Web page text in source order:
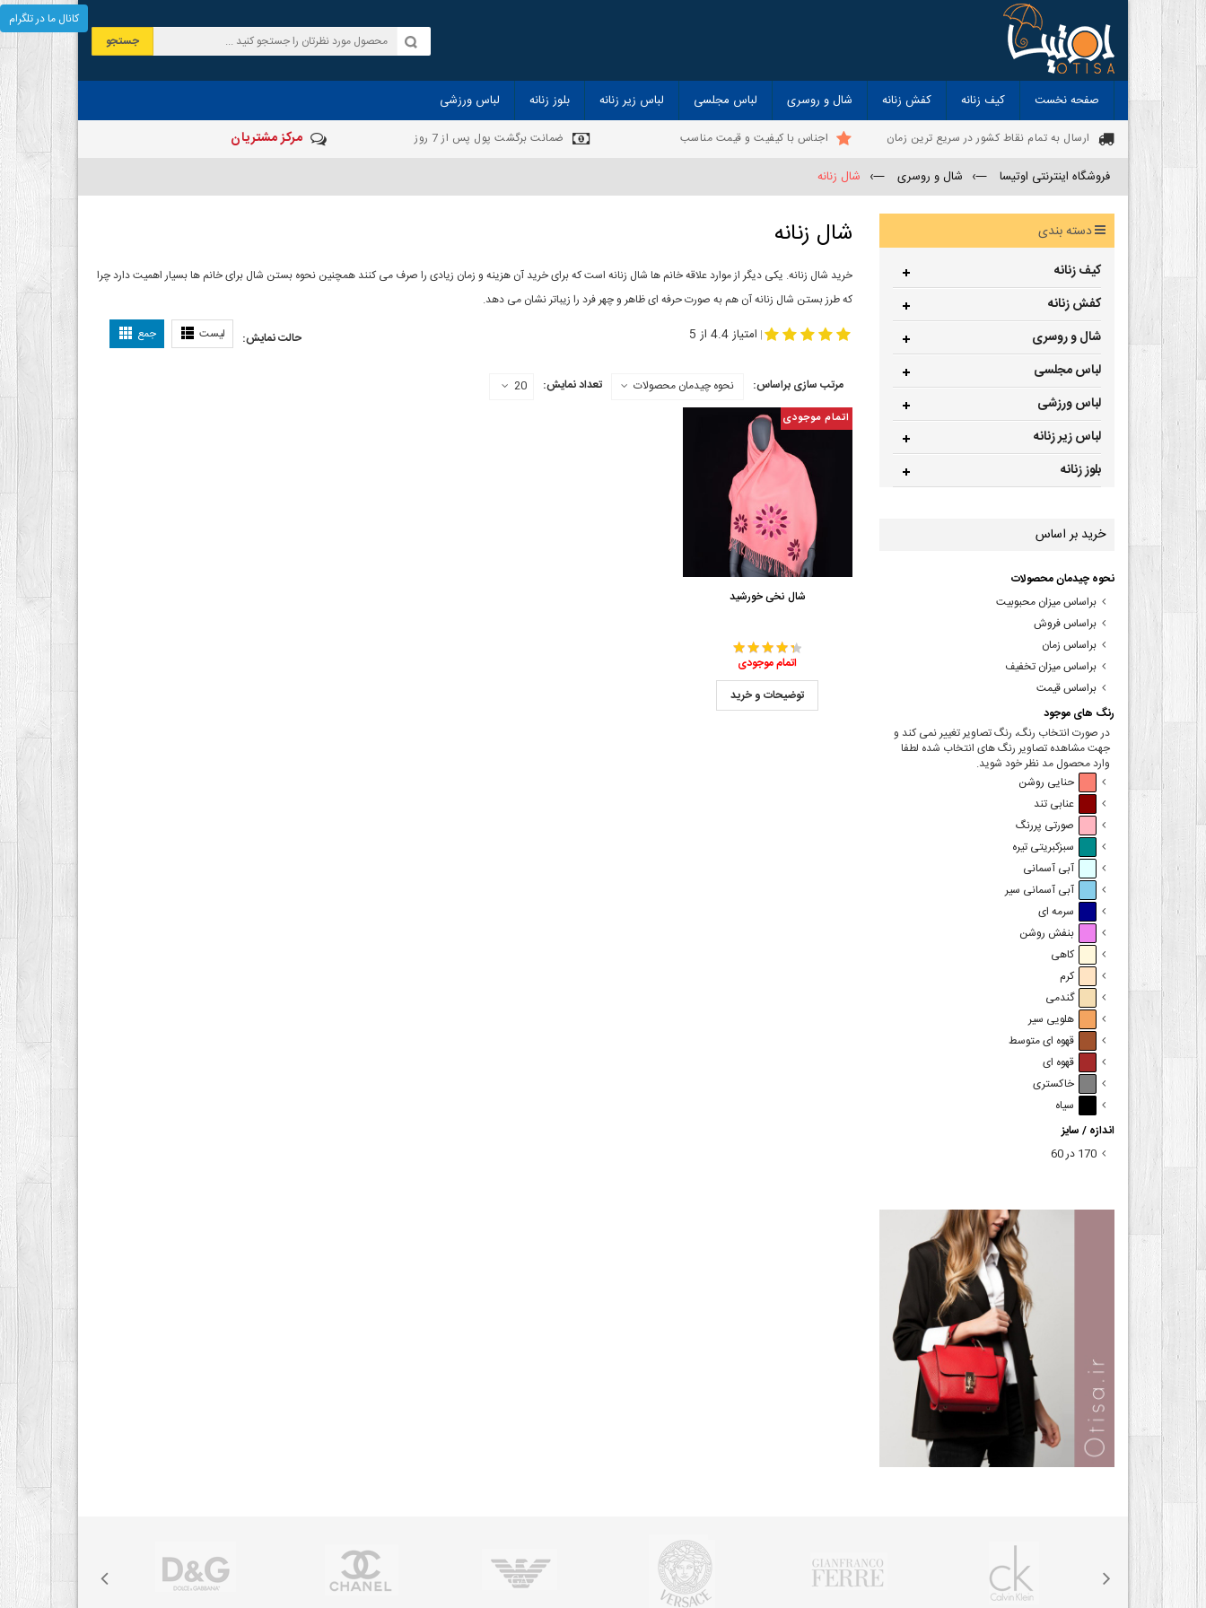
جستجو
صفحه نخست کیف زنانه کفش زنانه شال و روسری لباس مجلسی لباس زیر زنانه بلوز زنانه لباس ورزشی
ارسال به تمام نقاط کشور در سریع ترین زمان اجناس با کیفیت و قیمت مناسب ضمانت برگشت پول پس از 7 روز مرکز مشتریان
فروشگاه اینترنتی اوتیسا —› شال و روسری —› شال زنانه
شال زنانه
خرید شال زنانه. یکی دیگر از موارد علاقه خانم ها شال زنانه است که برای خرید آن هزینه و زمان زیادی را صرف می کنند همچنین نحوه بستن شال برای خانم ها بسیار اهمیت دارد چرا
که طرز بستن شال زنانه آن هم به صورت حرفه ای ظاهر و چهر فرد را زیباتر نشان می دهد.
حالت نمایش: لیست جمع | امتیاز 4.4 از 5
مرتب سازی براساس: نحوه چیدمان محصولات تعداد نمایش: 20
اتمام موجودی
شال نخی خورشید
اتمام موجودی
توضیحات و خرید
دسته بندی
کیف زنانه
کفش زنانه
شال و روسری
لباس مجلسی
لباس ورزشی
لباس زیر زنانه
بلوز زنانه
خرید بر اساس
نحوه چیدمان محصولات
براساس میزان محبوبیت
براساس فروش
براساس زمان
براساس میزان تخفیف
براساس قیمت
رنگ های موجود
در صورت انتخاب رنگ، رنگ تصاویر تغییر نمی کند و
جهت مشاهده تصاویر رنگ های انتخاب شده لطفا
وارد محصول مد نظر خود شوید.
حنایی روشن
عنابی تند
صورتی پررنگ
سبزکبریتی تیره
آبی آسمانی
آبی آسمانی سیر
سرمه ای
بنفش روشن
کاهی
کرم
گندمی
هلویی سیر
قهوه ای متوسط
قهوه ای
خاکستری
سیاه
اندازه / سایز
170 در 60
کانال ما در تلگرام